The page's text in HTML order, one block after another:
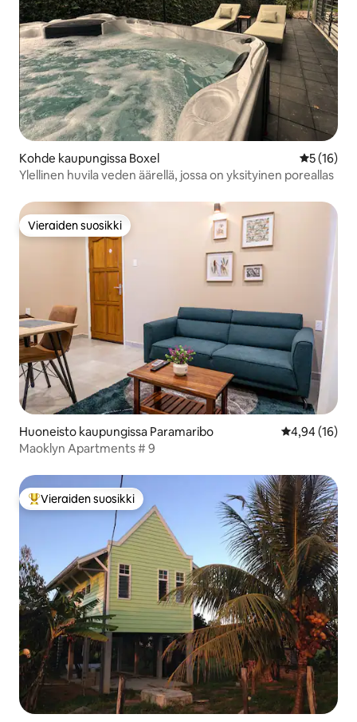
Kohde kaupungissa Boxel
5 (16)
Ylellinen huvila veden äärellä, jossa on yksityinen poreallas
Vieraiden suosikki
Vieraiden suosikki
Huoneisto kaupungissa Paramaribo
4,94 (16)
Maoklyn Apartments # 9
Vieraiden suosikkien parhaimmistoa
Vieraiden suosikki